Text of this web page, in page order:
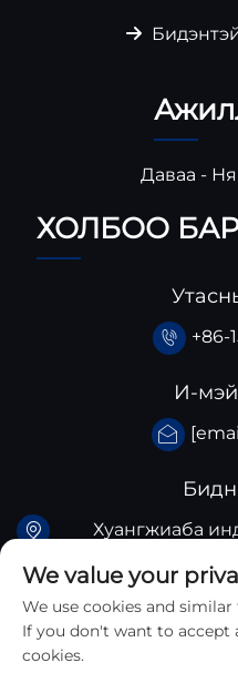
Даваа -
ХОЛБОО
+86-
И-
Хуангжиаба
аймгийн
We value your
We use cookies and
If you don't want to accept
cookies.